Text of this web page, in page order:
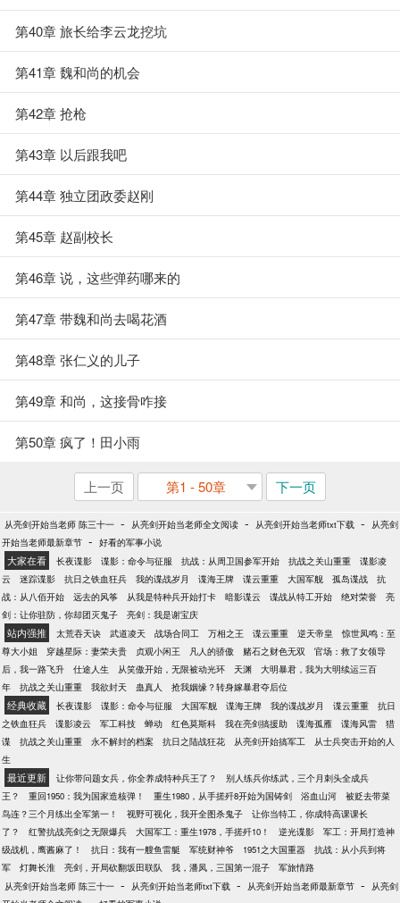
第40章 旅长给李云龙挖坑
第41章 魏和尚的机会
第42章 抢枪
第43章 以后跟我吧
第44章 独立团政委赵刚
第45章 赵副校长
第46章 说，这些弹药哪来的
第47章 带魏和尚去喝花酒
第48章 张仁义的儿子
第49章 和尚，这接骨咋接
第50章 疯了！田小雨
上一页 第1 - 50章 下一页
从亮剑开始当老师 陈三十一 - 从亮剑开始当老师全文阅读 - 从亮剑开始当老师txt下载 -
从亮剑
开始当老师最新章节 - 好看的军事小说
大家在看 长夜谍影 谍影：命令与征服 抗战：从周卫国参军开始 抗战之关山重重
谍影凌
云
迷踪谍影 抗日之铁血狂兵 我的谍战岁月 谍海王牌 谍云重重 大国军舰 孤岛谍战
抗
战：从八佰开始
远去的风筝 从我是特种兵开始打卡 暗影谍云 谍战从特工开始 绝对荣誉
亮
剑：让你驻防，你却团灭鬼子
亮剑：我是谢宝庆
站内强推 太荒吞天诀 武道凌天 战场合同工 万相之王 谍云重重 逆天帝皇
惊世凤鸣：至
尊大小姐
穿越星际：妻荣夫贵 贞观小闲王 凡人的骄傲 赌石之财色无双
官场：救了女领导
后，我一路飞升
仕途人生 从笑傲开始，无限被动光环 天渊
大明暴君，我为大明续运三百
年
抗战之关山重重 我欲封天 蛊真人 抢我姻缘？转身嫁暴君夺后位
经典收藏 长夜谍影 谍影：命令与征服 大国军舰 谍海王牌 我的谍战岁月 谍云重重
抗日
之铁血狂兵
谍影凌云 军工科技 蝉动 红色莫斯科 我在亮剑搞援助 谍海孤雁 谍海风雷
猎
谍
抗战之关山重重 永不解封的档案 抗日之陆战狂花 从亮剑开始搞军工
从士兵突击开始的人
生
最近更新 让你带问题女兵，你全养成特种兵王了？
别人练兵你练武，三个月刺头全成兵
王？
重回1950：我为国家造核弹！ 重生1980，从手搓歼8开始为国铸剑 浴血山河
被贬去带菜
鸟连？三个月练出全军第一！
视野可视化，我开全图杀鬼子
让你当特工，你成特高课课长
了？
红警抗战亮剑之无限爆兵 大国军工：重生1978，手搓歼10！ 逆光谍影
军工：开局打造神
级战机，鹰酱麻了！
抗日：我有一艘鱼雷艇 军统财神爷 1951之大国重器
抗战：从小兵到将
军
灯舞长淮 亮剑，开局砍翻坂田联队 我，潘凤，三国第一混子
军旅情路
从亮剑开始当老师 陈三十一 - 从亮剑开始当老师txt下载 - 从亮剑开始当老师最新章节 -
从亮剑